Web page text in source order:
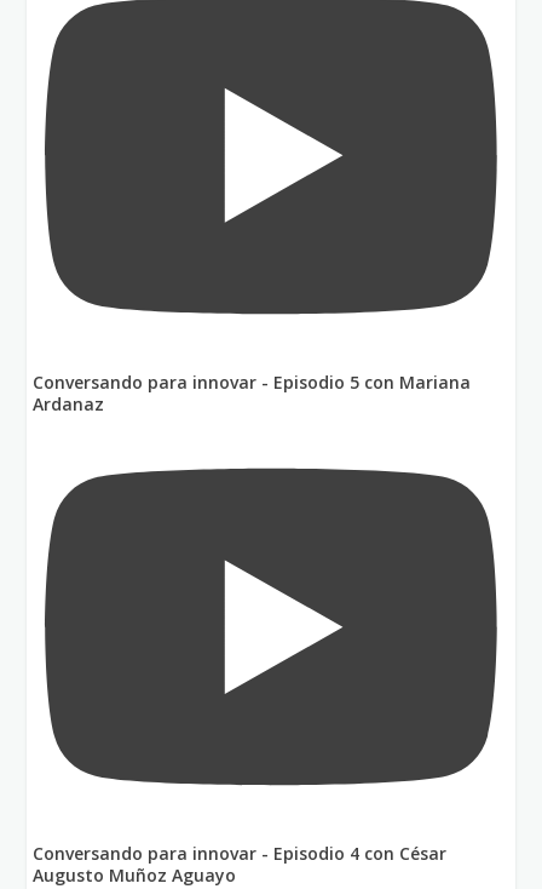
Conversando para innovar - Episodio 5 con Mariana
Ardanaz
Conversando para innovar - Episodio 4 con César
Augusto Muñoz Aguayo